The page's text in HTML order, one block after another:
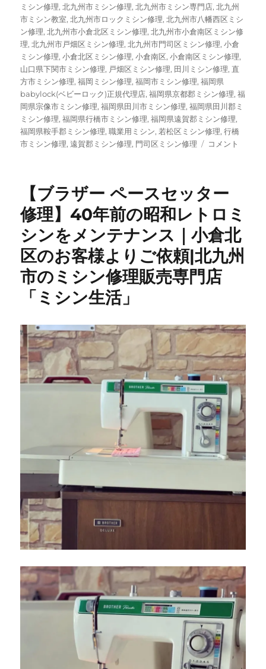
ミシン修理,北九州市ミシン修理,北九州市ミシン専門店,北九州
市ミシン教室,北九州市ロックミシン修理,北九州市八幡西区ミシ
ン修理,北九州市小倉北区ミシン修理,北九州市小倉南区ミシン修
理,北九州市戸畑区ミシン修理,北九州市門司区ミシン修理,小倉
ミシン修理,小倉北区ミシン修理,小倉南区,小倉南区ミシン修理,
山口県下関市ミシン修理, 戸畑区ミシン修理, 田川ミシン修理, 直
方市ミシン修理,福岡ミシン修理,福岡市ミシン修理,福岡県
babylock(ベビーロック)正規代理店,福岡県京都郡ミシン修理,福
岡県宗像市ミシン修理,福岡県田川市ミシン修理,福岡県田川郡ミ
ミシン修理,福岡県行橋市ミシン修理,福岡県遠賀郡ミシン修理,
福岡県鞍手郡ミシン修理,職業用ミシン, 若松区ミシン修理,行橋
市ミシン修理,遠賀郡ミシン修理, 門司区ミシン修理
ご
た
た
ミ
シ
ン
が
専
店
だ
か
ら
で
き
る
安
心
品
サ
九
州
市
の
ミ
シ
ン
修
理・
コメント
【ブラザー ペースセッター
修理】40年前の昭和レトロミ
シンをメンテナンス｜小倉北
区のお客様よりご依頼|北九州
市のミシン修理販売専門店
「ミシン生活」